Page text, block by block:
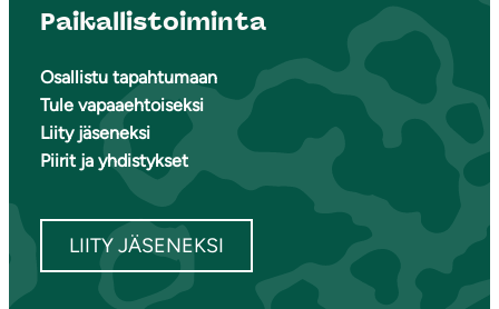
Paikallistoiminta
Osallistu tapahtumaan
Tule vapaaehtoiseksi
Liity jäseneksi
Piirit ja yhdistykset
LIITY JÄSENEKSI